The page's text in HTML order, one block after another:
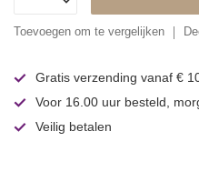
Toevoegen om te vergelijken
Gratis verzending vanaf €
Voor 16.00 uur besteld,
Veilig betalen